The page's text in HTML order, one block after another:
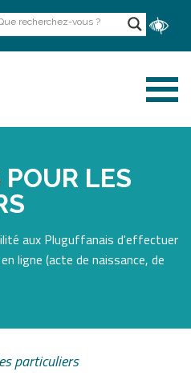
LES
aux Pluguffanais d'effectuer
ligne (acte de naissance, de
particuliers